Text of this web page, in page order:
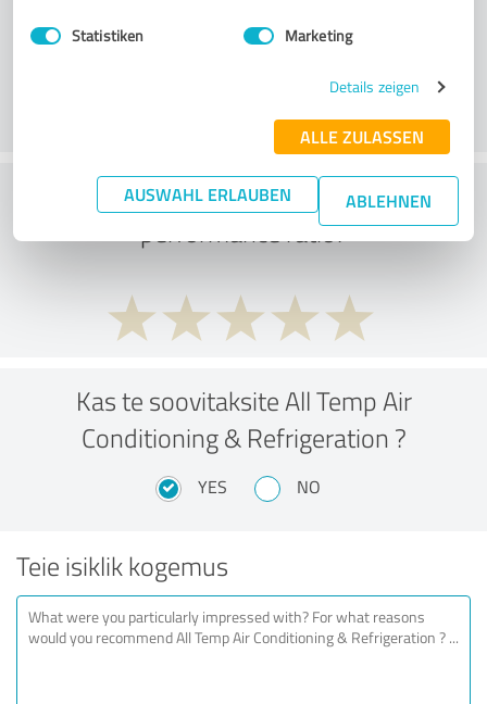
Statistiken Marketing
Details zeigen
ALLE ZULASSEN
AUSWAHL ERLAUBEN ABLEHNEN
What do you think of the price to
performance ratio?
Kas te soovitaksite All Temp Air
Conditioning & Refrigeration ?
YES NO
Teie isiklik kogemus